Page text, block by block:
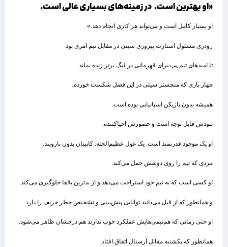
«او بهترین است. در زمینه‌های بسیاری عالی است.
او بسیار کامل است و می‌تواند هر کاری انجام دهد.»
رودری مسئول استارت پیروزی سیتی در مقابل تیم امری بود
تا امیدهای تیم پپ برای قهرمانی در لیگ برتر زنده بماند.
چهار باری که منچستر سیتی در این فصل شکست خورده،
همیشه بدون بازیکن اسپانیایی بوده است.
نبودش قابل توجه است و حضورش احیاکننده.
او یک موجود قدرتمند است. یک غول عظیم‌الجثه. کاپیتان بدون بازوبند.
مردی که تیم را روی دوشش حمل می‌کند.
او کسی است که به تیم خود استراحت می‌دهد و از بدترین بلاها جلوگیری می‌کند.
و همانطور که از قبل می‌دانید توانایی پیش‌بینی و تشخیص خطر حریف را دارد.
او حتی زمانی که هم‌تیمی‌هایش عملکرد خوب ندارند هم درخشان ظاهر می‌شود.
همانطور که یکشنبه مقابل آرسنال اتفاق افتاد.